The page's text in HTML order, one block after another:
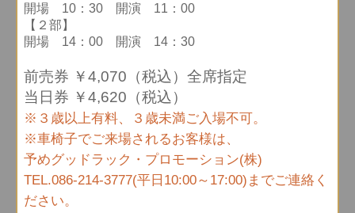
開場 10：30 開演 11：00
【２部】
開場 14：00 開演 14：30
前売券 ￥4,070（税込）全席指定
当日券 ￥4,620（税込）
※３歳以上有料、３歳未満ご入場不可。
※車椅子でご来場されるお客様は、
予めグッドラック・プロモーション(株)
TEL.086-214-3777(平日10:00～17:00)までご連絡く
ださい。